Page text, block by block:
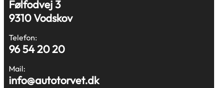
Følfodvej 3
9310 Vodskov
Telefon:
96 54 20 20
Mail:
info@autotorvet.dk